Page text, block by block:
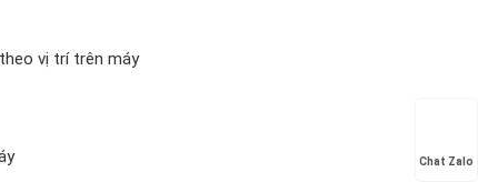
vị trí trên máy
Chat Zalo